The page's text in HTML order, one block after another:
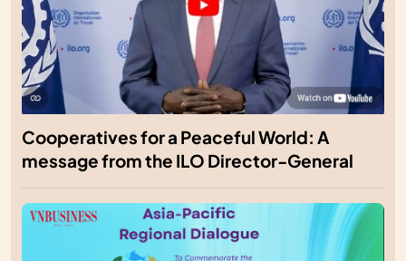
Cooperatives for a Peaceful World: A
message from the ILO Director-General